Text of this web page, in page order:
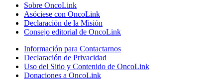
Sobre OncoLink
Asóciese con OncoLink
Declaración de la Misión
Consejo editorial de OncoLink
Información para Contactarnos
Declaración de Privacidad
Uso del Sitio y Contenido de OncoLink
Donaciones a OncoLink